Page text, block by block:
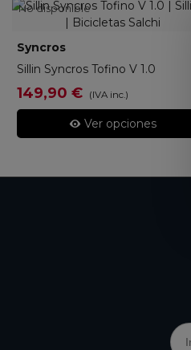
No disponible
Syncros
Sillin Syncros Tofino V 1.0
149,90 € (IVA inc.)
Ver opciones